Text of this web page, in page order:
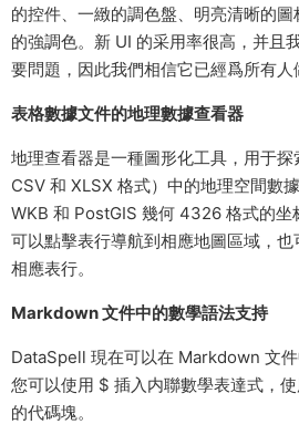
的控件、一緻的調色盤、明亮清晰的
的強調色。新 UI 的采用率很高，并且
要問題，因此我們相信它已經爲所有人
表格數據文件的地理數據查看器
地理查看器是一種圖形化工具，用于
CSV 和 XLSX 格式）中的地理空間數
WKB 和 PostGIS 幾何 4326 格式的坐
可以點擊表行導航到相應地圖區域，也
相應表行。
Markdown 文件中的數學語法支持
DataSpell 現在可以在 Markdown 文件
您可以使用 $ 插入内聯數學表達式，
的代碼塊。